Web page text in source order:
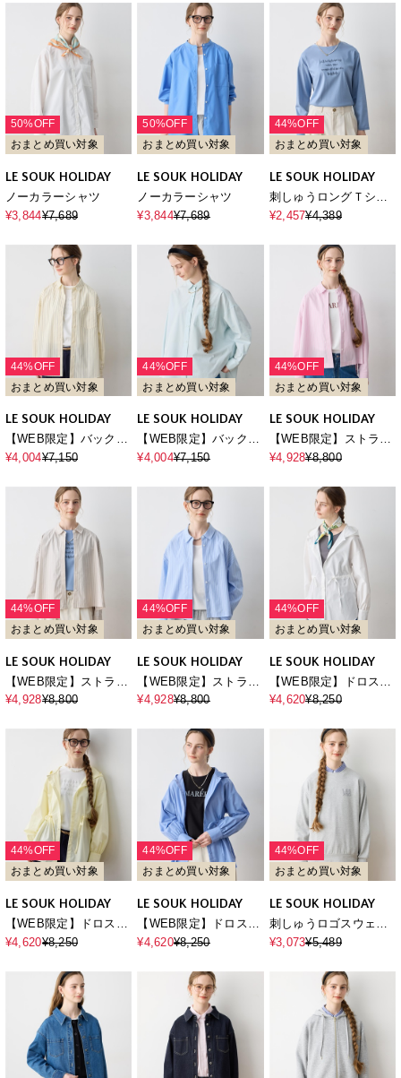
50%OFF
おまとめ買い対象
LE SOUK HOLIDAY
ノーカラーシャツ
¥3,844¥7,689
50%OFF
おまとめ買い対象
LE SOUK HOLIDAY
ノーカラーシャツ
¥3,844¥7,689
44%OFF
おまとめ買い対象
LE SOUK HOLIDAY
刺しゅうロングＴシャ
ツ【接触冷感】
¥2,457¥4,389
44%OFF
おまとめ買い対象
LE SOUK HOLIDAY
【WEB限定】バックタ
ックレギュラーカラー
¥4,004¥7,150
44%OFF
おまとめ買い対象
LE SOUK HOLIDAY
【WEB限定】バックタ
ックレギュラーカラー
¥4,004¥7,150
44%OFF
おまとめ買い対象
LE SOUK HOLIDAY
【WEB限定】ストライ
プショートシャツ
¥4,928¥8,800
44%OFF
おまとめ買い対象
LE SOUK HOLIDAY
【WEB限定】ストライ
プショートシャツ
¥4,928¥8,800
44%OFF
おまとめ買い対象
LE SOUK HOLIDAY
【WEB限定】ストライ
プショートシャツ
¥4,928¥8,800
44%OFF
おまとめ買い対象
LE SOUK HOLIDAY
【WEB限定】ドロスト
フードシャツ
¥4,620¥8,250
44%OFF
おまとめ買い対象
LE SOUK HOLIDAY
【WEB限定】ドロスト
フードシャツ
¥4,620¥8,250
44%OFF
おまとめ買い対象
LE SOUK HOLIDAY
【WEB限定】ドロスト
フードシャツ
¥4,620¥8,250
44%OFF
おまとめ買い対象
LE SOUK HOLIDAY
刺しゅうロゴスウェッ
トライクプルオーバー
¥3,073¥5,489